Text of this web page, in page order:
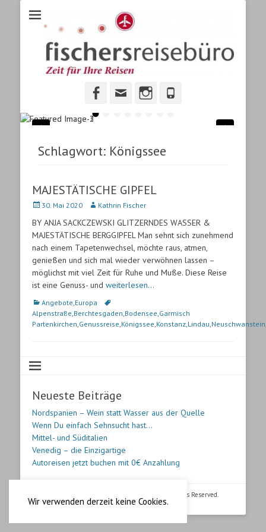
Fischers Reisebüro, ihr Reisebüro in Heidenheim.
Facebook
Email Instagram
•
Schlagwort: Königssee
MAJESTÄTISCHE GIPFEL
Veröffentlicht
30. Mai 2020 AutorKathrin Fischer
BY ANJA SACKCZEWSKI GLITZERNDES WASSER &
MAJESTÄTISCHE BERGGIPFEL Man sehnt sich zunehmend
nach einem Tapetenwechsel, möchte raus, atmen,
genießen und sich mal wieder verwöhnen lassen –
möglichst mit viel Zeit für Ruhe und Muße. Diese Reise
ist eine Genuss- und weiterlesen…
Kategorien
Angebote,Europa
Schlagworte
Alpenstraße,Berchtesgaden,Bodensee,Garmisch
Partenkirchen,Genussreise,Königssee,Konstanz,Lindau,Neuschwanstein
Neueste Beiträge
Nordspanien – Wein statt Wasser aus der Quelle
Wenn Du einfach Sehnsucht hast…
Mittel- und Süditalien
Venedig – die Einzigartige
Autoreisen jetzt buchen mit 0€ Anzahlung
. All Rights Reserved.
Datenschutz
Wir verwenden derzeit keine Cookies.